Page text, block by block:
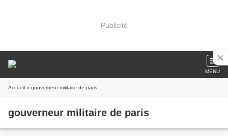
Publicité
MENU
Accueil » gouverneur militaire de paris
gouverneur militaire de paris